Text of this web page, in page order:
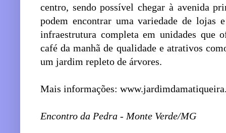
centro, sendo possível chegar à avenida
podem encontrar uma variedade de lojas
infraestrutura completa em unidades que
café da manhã de qualidade e atrativos
um jardim repleto de árvores.
Mais informações:
Encontro da Pedra - Monte Verde/MG